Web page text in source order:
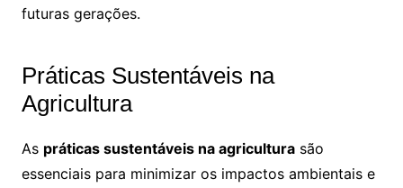
futuras gerações.
Práticas Sustentáveis na
Agricultura
As práticas sustentáveis na agriculturasão
essenciais para minimizar os impactos ambientais e